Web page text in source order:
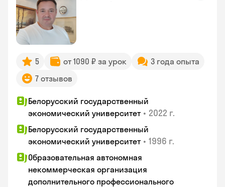
5 от 1090 ₽ за урок
3 года опыта
7 отзывов
Белорусский государственный
экономический университет • 2022 г.
Белорусский государственный
экономический университет • 1996 г.
Образовательная автономная
некоммерческая организация
дополнительного профессионального